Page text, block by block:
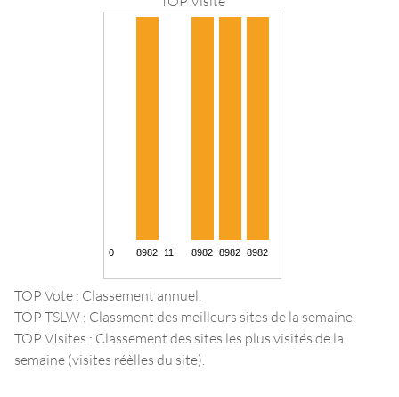
TOP Vote : Classement annuel.
TOP TSLW : Classment des meilleurs sites de la semaine.
TOP VIsites : Classement des sites les plus visités de la
semaine (visites réèlles du site).